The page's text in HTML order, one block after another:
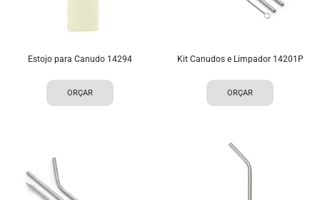
Estojo para Canudo 14294
ORÇAR
Kit Canudos e Limpador 14201P
ORÇAR